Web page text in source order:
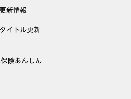
新情報
イトル更新
険あんしん